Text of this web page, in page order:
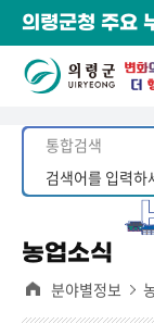
의령군청 주요
농업소식
분야별정보